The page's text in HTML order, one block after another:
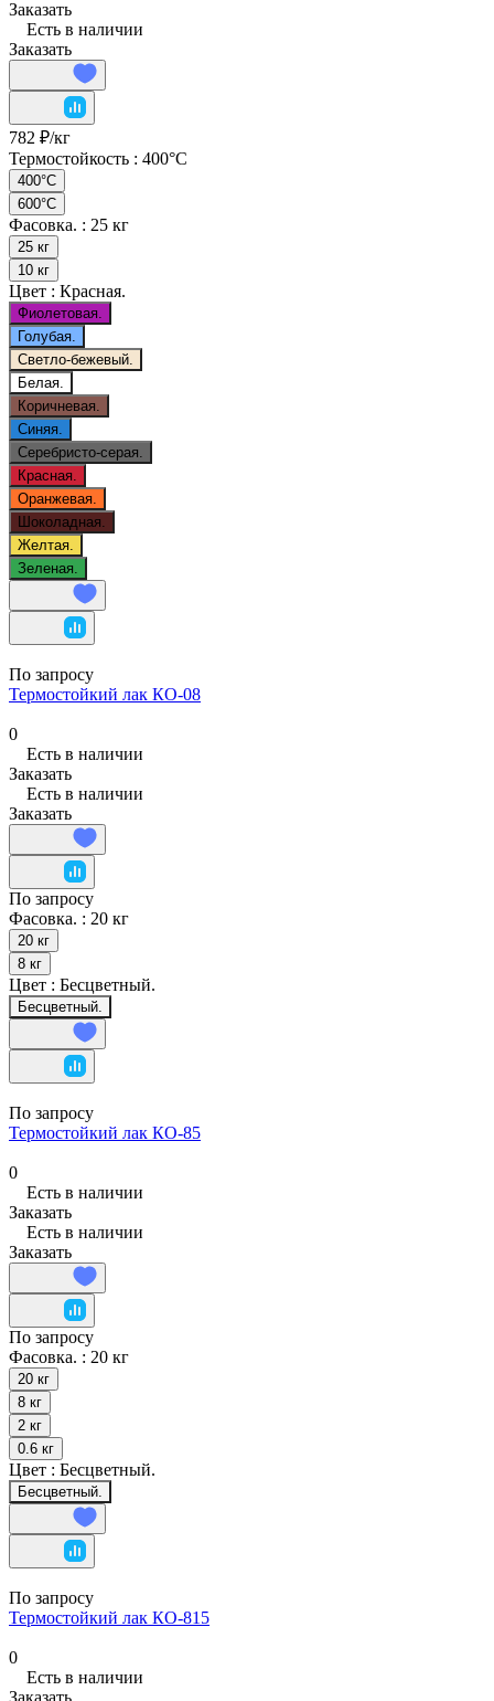
Заказать
Есть в наличии
Заказать
782 ₽/кг
Термостойкость : 400°C
400°C
600°C
Фасовка. : 25 кг
25 кг
10 кг
Цвет : Красная.
Фиолетовая.
Голубая.
Светло-бежевый.
Белая.
Коричневая.
Синяя.
Серебристо-серая.
Красная.
Оранжевая.
Шоколадная.
Желтая.
Зеленая.
По запросу
Термостойкий лак КО-08
0
Есть в наличии
Заказать
Есть в наличии
Заказать
По запросу
Фасовка. : 20 кг
20 кг
8 кг
Цвет : Бесцветный.
Бесцветный.
По запросу
Термостойкий лак КО-85
0
Есть в наличии
Заказать
Есть в наличии
Заказать
По запросу
Фасовка. : 20 кг
20 кг
8 кг
2 кг
0.6 кг
Цвет : Бесцветный.
Бесцветный.
По запросу
Термостойкий лак КО-815
0
Есть в наличии
Заказать